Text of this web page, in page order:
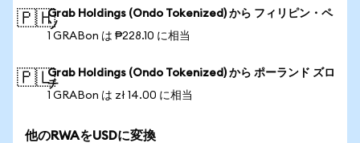
🇵🇭Grab Holdings (Ondo Tokenized) から フィリピン・ペ
ソ
1 GRABon は ₱228.10 に相当
🇵🇱Grab Holdings (Ondo Tokenized) から ポーランド ズロ
チ
1 GRABon は zł 14.00 に相当
他のRWAをUSDに変換